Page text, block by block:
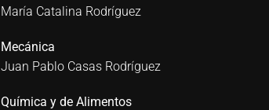
María Catalina Rodríguez
Mecánica
Juan Pablo Casas Rodríguez
Química y de Alimentos